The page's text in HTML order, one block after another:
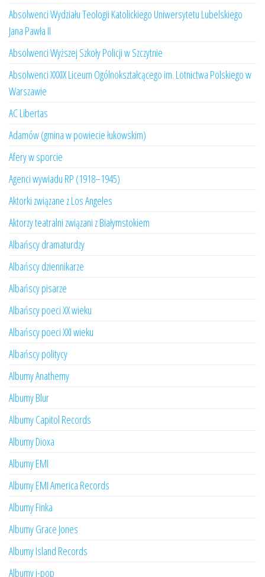
Absolwenci Wydziału Teologii Katolickiego Uniwersytetu Lubelskiego
Jana Pawła II
Absolwenci Wyższej Szkoły Policji w Szczytnie
Absolwenci XXXIX Liceum Ogólnokształcącego im. Lotnictwa Polskiego w
Warszawie
AC Libertas
Adamów (gmina w powiecie łukowskim)
Afery w sporcie
Agenci wywiadu RP (1918–1945)
Aktorki związane z Los Angeles
Aktorzy teatralni związani z Białymstokiem
Albańscy dramaturdzy
Albańscy dziennikarze
Albańscy pisarze
Albańscy poeci XX wieku
Albańscy poeci XXI wieku
Albańscy politycy
Albumy Anathemy
Albumy Blur
Albumy Capitol Records
Albumy Dioxa
Albumy EMI
Albumy EMI America Records
Albumy Finka
Albumy Grace Jones
Albumy Island Records
Albumy j-pop